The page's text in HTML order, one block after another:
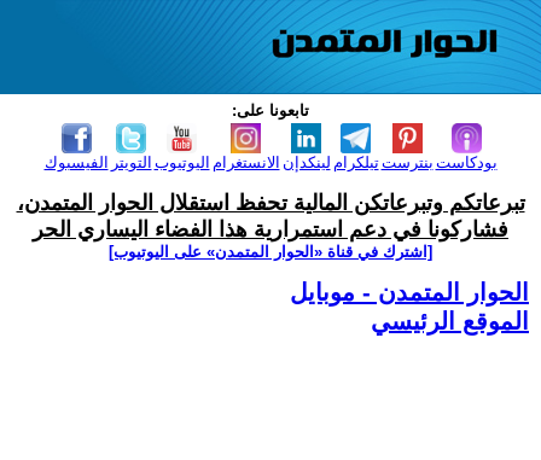
تابعونا على:
الفيسبوك التويتر اليوتيوب الانستغرام لينكدإن تيلكرامبنترست بودكاست
تبرعاتكم وتبرعاتكن المالية تحفظ استقلال الحوار المتمدن،
فشاركونا في دعم استمرارية هذا الفضاء اليساري الحر
[اشترك في قناة ‫«الحوار المتمدن» على اليوتيوب]
الحوار المتمدن - موبايل
الموقع الرئيسي